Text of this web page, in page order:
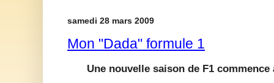
samedi 28 mars 2009
Mon "Dada" formule 1
Une nouvelle saison de F1